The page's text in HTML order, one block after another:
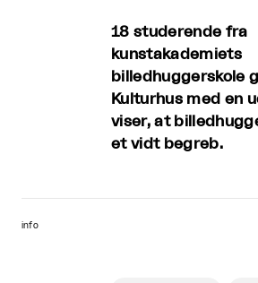
18 studerende fra
kunstakademiets
billedhuggerskole
Kulturhus med en
viser, at
et vidt begreb.
info